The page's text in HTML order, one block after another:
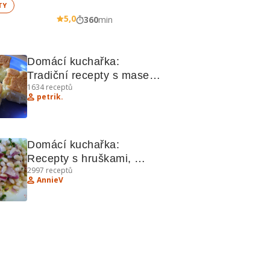
5,0 360min
Domácí kuchařka:
Tradiční recepty s masem
a ovocem
1634receptů
petrik.
Domácí kuchařka:
Recepty s hruškami,
fazolemi a jablky
2997 receptů
AnnieV